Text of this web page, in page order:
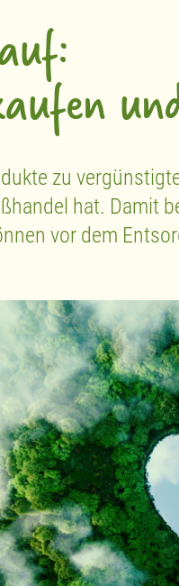
zu
hat. Damit
vor dem